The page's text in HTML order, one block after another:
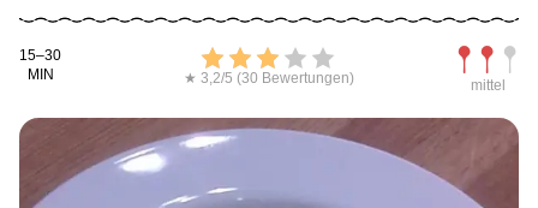
Kochdauer
15–30
MIN
Bewerten
★ 3,2/5 (30 Bewertungen) mittel